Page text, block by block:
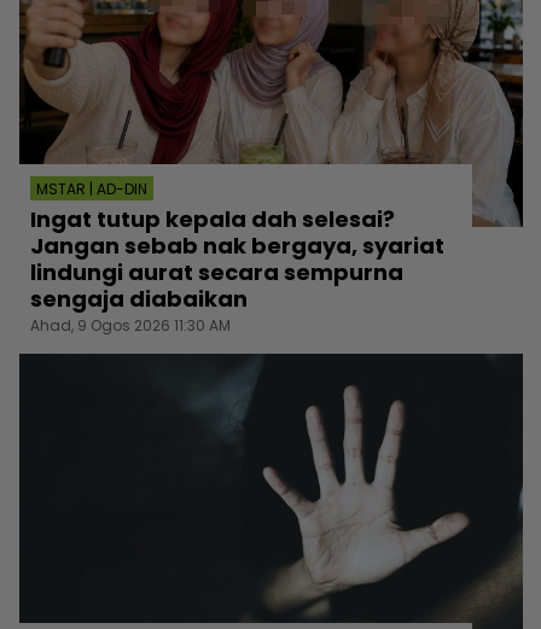
MSTAR | AD-DIN
Ingat tutup kepala dah selesai?
Jangan sebab nak bergaya, syariat
lindungi aurat secara sempurna
sengaja diabaikan
Ahad, 9 Ogos 2026 11:30 AM